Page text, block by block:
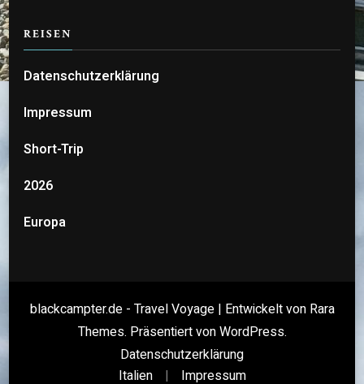
REISEN
Datenschutzerklärung
Impressum
Short-Trip
2026
Europa
blackcampter.de - Travel Voyage | Entwickelt von Rara
Themes. Präsentiert vonWordPress.
Datenschutzerklärung
Italien
Impressum